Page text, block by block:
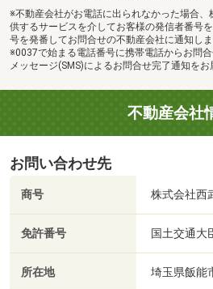
※不動産会社がお電話に出られなかった場合、
供するサービスを介してお客様の発信者番号
号を発番してお問合せの不動産会社に通知しま
※0037で始まる電話番号に携帯電話からお問
メッセージ(SMS)によるお問合せ完了通知をお
不動産会社
お問い合わせ先
商号 株式会社西
免許番号 国土交通大
所在地 埼玉県飯能